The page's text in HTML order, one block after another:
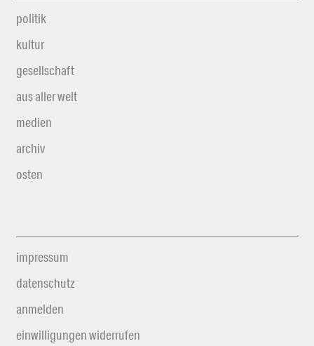
politik
kultur
gesellschaft
aus aller welt
medien
archiv
osten
impressum
datenschutz
anmelden
einwilligungen widerrufen